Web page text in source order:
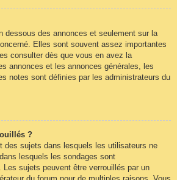
dessous des annonces et seulement sur la
Elles sont souvent assez importantes
consulter dès que vous en avez la
annonces et les annonces générales, les
notes sont définies par les administrateurs du
?
des sujets dans lesquels les utilisateurs ne
lesquels les sondages sont
Les sujets peuvent être verrouillés par un